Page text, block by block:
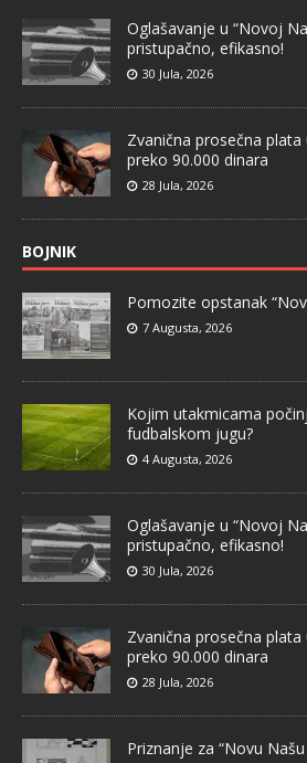
Oglašavanje u “Novoj
pristupačno, efikasno!
30 Jula, 2026
Zvanična prosečna
preko 90.000 dinara
28 Jula, 2026
BOJNIK
Pomozite opstanak
7 Augusta, 2026
Kojim utakmicama
fudbalskom jugu?
4 Augusta, 2026
Oglašavanje u “Novoj
pristupačno, efikasno!
30 Jula, 2026
Zvanična prosečna
preko 90.000 dinara
28 Jula, 2026
Priznanje za “Novu Našu